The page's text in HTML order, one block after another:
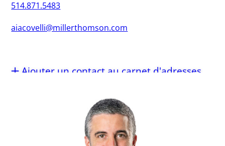
514.871.5483
aiacovelli@millerthomson.com
Ajouter un contact au carnet d'adresses